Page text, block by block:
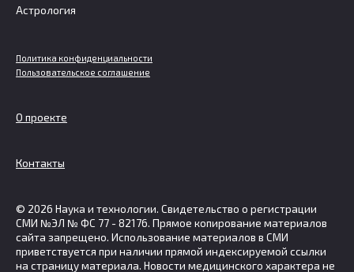
Астрология
Политика конфиденциальности
Пользовательское соглашение
О проекте
Контакты
© 2026 Наука и технологии. Свидетельство о регистрации
СМИ №ЭЛ № ФС 77 - 82176. Прямое копирование материалов
сайта запрещено. Использование материалов в СМИ
приветствуется при наличии прямой индексируемой ссылки
на страницу материала. Новости медицинского характера не